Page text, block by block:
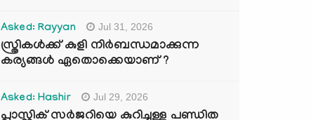
Asked: Rayyan Jul 31, 2026
സ്ത്രികൾക്ക് കുളി നിർബന്ധമാക്കുന്ന
കര്യങ്ങൾ ഏതൊക്കെയാണ് ?
Asked: Hashir Jul 29, 2026
പ്ലാസ്റ്റിക് സർജറിയെ കുറിച്ചുള്ള പണ്ഡിത